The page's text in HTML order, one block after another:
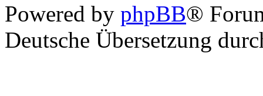
Powered by phpBB®
Deutsche Übersetzung